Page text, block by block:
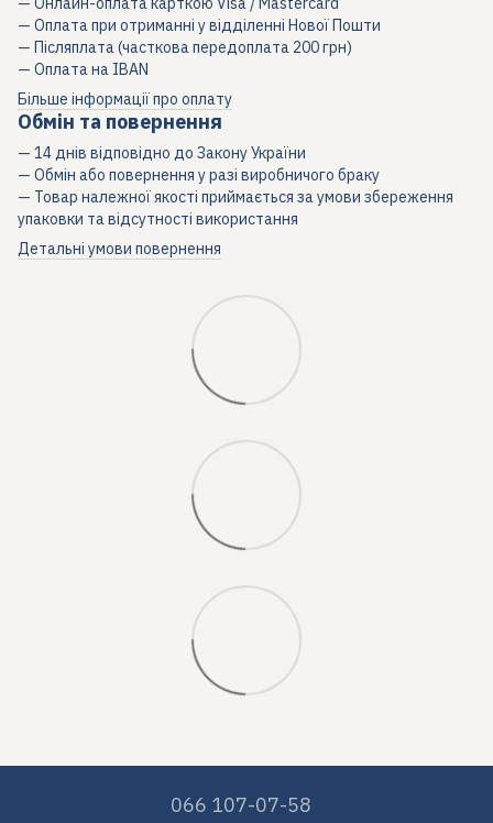
— Оплата при отриманні у відділенні Нової Пошти
— Післяплата (часткова передоплата 200 грн)
— Оплата на IBAN
Більше інформації про оплату
Обмін та повернення
— 14 днів відповідно до Закону України
— Обмін або повернення у разі виробничого браку
— Товар належної якості приймається за умови збереження
упаковки та відсутності використання
Детальні умови повернення
066 107-07-58